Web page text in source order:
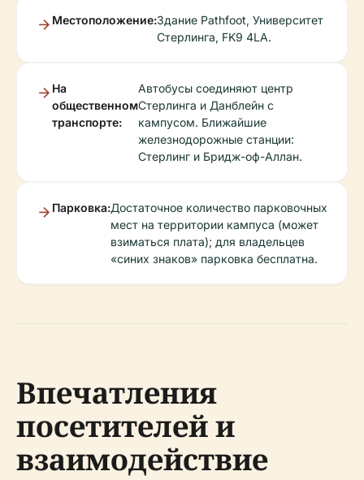
Местоположение:Здание Pathfoot, Университет
Стерлинга, FK9 4LA.
На
общественном
транспорте:
Автобусы соединяют центр
Стерлинга и Данблейн с
кампусом. Ближайшие
железнодорожные станции:
Стерлинг и Бридж-оф-Аллан.
Парковка:Достаточное количество парковочных
мест на территории кампуса (может
взиматься плата); для владельцев
«синих знаков» парковка бесплатна.
Впечатления
посетителей и
взаимодействие